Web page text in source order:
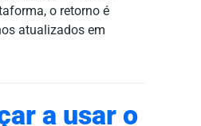
o retorno é
atualizados em
a usar o